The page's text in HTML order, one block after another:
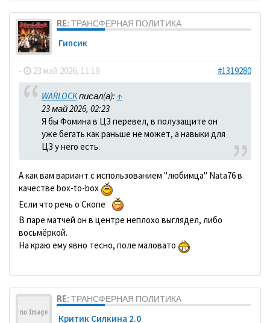
RE: ТРАНСФЕРНАЯ ПОЛИТИКА
Гипсик
- 23 май 2026, 11:19 #1319280
WARLOCKписал(а): ↑
23 май 2026, 02:23
Я бы Фомина в ЦЗ перевел, в полузащите он
уже бегать как раньше не может, а навыки для
ЦЗ у него есть.
А как вам вариант с использованием "любимца" Nata76 в
качестве box-to-box
Если что речь о Скопе
В паре матчей он в центре неплохо выглядел, либо
восьмёркой.
На краю ему явно тесно, поле маловато
RE: ТРАНСФЕРНАЯ ПОЛИТИКА
Критик Силкина 2.0